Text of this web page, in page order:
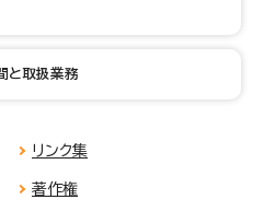
と取扱業務
リンク集
著作権